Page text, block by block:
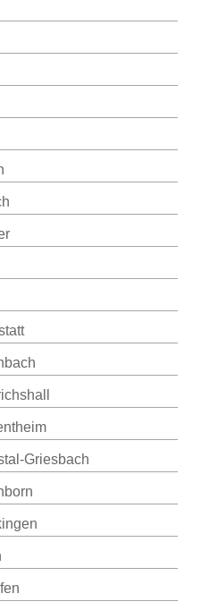
Griesbach